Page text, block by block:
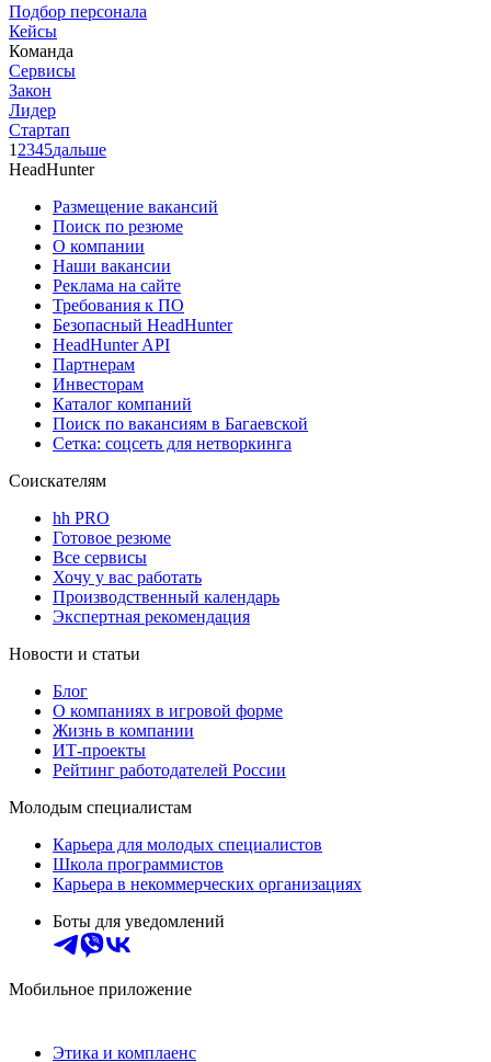
Подбор персонала
Кейсы
Команда
Сервисы
Закон
Лидер
Стартап
1 2345дальше
HeadHunter
Размещение вакансий
Поиск по резюме
О компании
Наши вакансии
Реклама на сайте
Требования к ПО
Безопасный HeadHunter
HeadHunter API
Партнерам
Инвесторам
Каталог компаний
Поиск по вакансиям в Багаевской
Сетка: соцсеть для нетворкинга
Соискателям
hh PRO
Готовое резюме
Все сервисы
Хочу у вас работать
Производственный календарь
Экспертная рекомендация
Новости и статьи
Блог
О компаниях в игровой форме
Жизнь в компании
ИТ-проекты
Рейтинг работодателей России
Молодым специалистам
Карьера для молодых специалистов
Школа программистов
Карьера в некоммерческих организациях
Боты для уведомлений
Мобильное приложение
Этика и комплаенс